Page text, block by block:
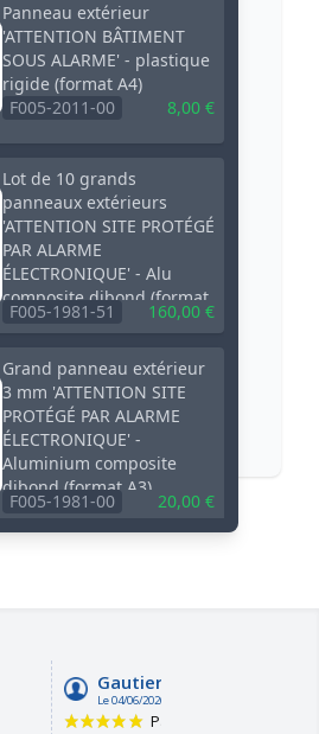
Panneau extérieur
'ATTENTION BÂTIMENT
SOUS ALARME' - plastique
rigide (format A4)
F005-2011-00
8,00 €
Lot de 10 grands
panneaux extérieurs
'ATTENTION SITE PROTÉGÉ
PAR ALARME
ÉLECTRONIQUE' - Alu
composite dibond (format
A3)
F005-1981-51 160,00 €
Grand panneau extérieur
3 mm 'ATTENTION SITE
PROTÉGÉ PAR ALARME
ÉLECTRONIQUE' -
Aluminium composite
dibond (format A3)
F005-1981-00 20,00 €
F002-0581-52
21,60 €